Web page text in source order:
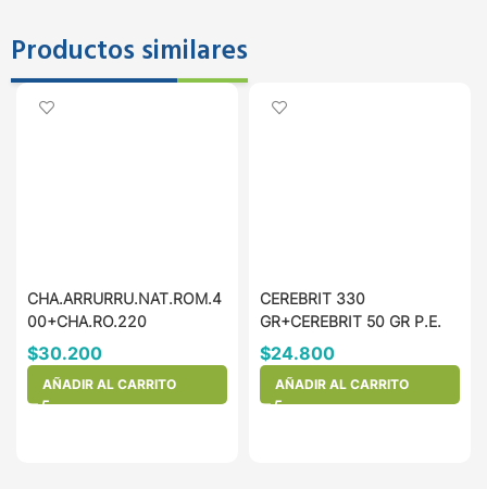
Productos similares
CHA.ARRURRU.NAT.ROM.4
00+CHA.RO.220
$30.200
AÑADIR AL CARRITO
CEREBRIT 330
GR+CEREBRIT 50 GR P.E.
$24.800
AÑADIR AL CARRITO